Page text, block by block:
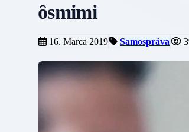
ôsmimi
16. Marca 2019 Samospráva